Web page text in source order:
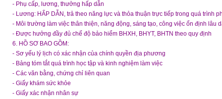
- Phụ cấp, lương, thưởng hấp dẫn
- Lương: HẤP DẪN, trả theo năng lực và thỏa thuận trực tiếp trong quá trình
- Môi trường làm việc thân thiện, năng động, sáng tạo, công việc ổn định lâu
- Được hưởng đầy đủ chế độ bảo hiểm BHXH, BHYT, BHTN theo quy định
6. HỒ SƠ BAO GỒM:
- Sơ yếu lý lịch có xác nhận của chính quyền địa phương
- Bảng tóm tắt quá trình học tập và kinh nghiệm làm việc
- Các văn bằng, chứng chỉ liên quan
- Giấy khám sức khỏe
- Giấy xác nhận nhân sự